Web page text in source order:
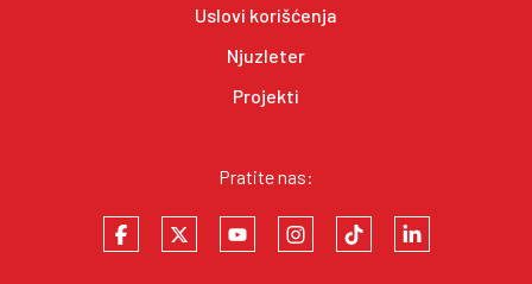
Uslovi korišćenja
Njuzleter
Projekti
Pratite nas: